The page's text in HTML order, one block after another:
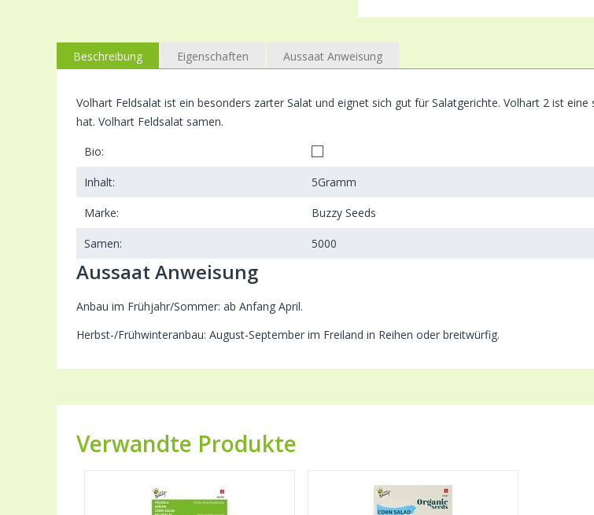
Beschreibung Eigenschaften Aussaat Anweisung
Volhart Feldsalat ist ein besonders zarter Salat und eignet sich gut für Salatgerichte. Volhart 2 ist
hat. Volhart Feldsalat samen.
Bio:
Inhalt: 5Gramm
Marke: Buzzy Seeds
Samen: 5000
Aussaat Anweisung
Anbau im Frühjahr/Sommer: ab Anfang April.
Herbst-/Frühwinteranbau: August-September im Freiland in Reihen oder breitwürfig.
Verwandte Produkte